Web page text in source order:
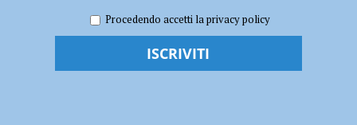
prima domenica di riapertura da tutto esaurito: anche dalla Lombardia
per ammirare il Klimt
Galleria Ricci Oddi, prima domenica di
Procedendo accetti la privacy policy